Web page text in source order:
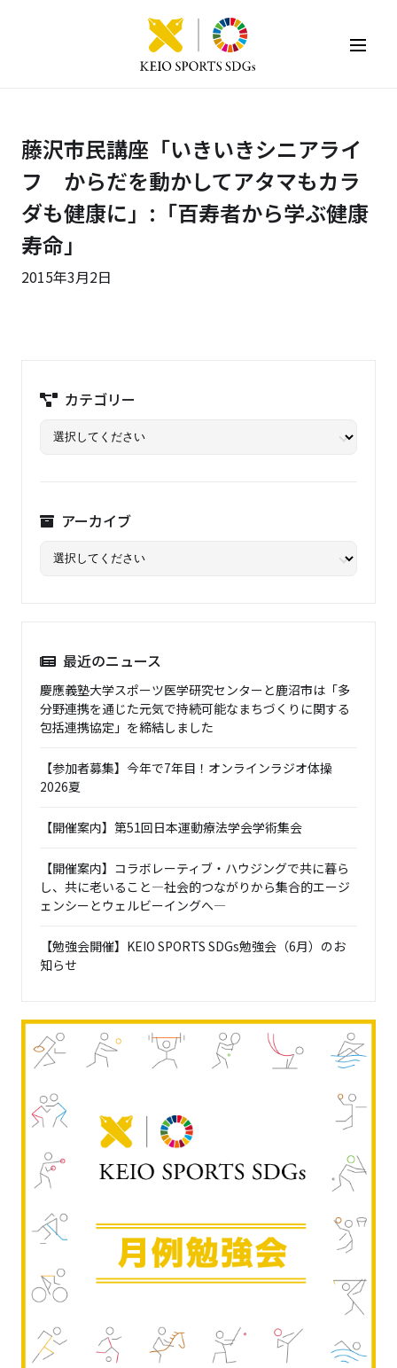
藤沢市民講座「いきいきシニアライ
フ からだを動かしてアタマもカラ
ダも健康に」:「百寿者から学ぶ健康
寿命」
2015年3月2日
カテゴリー
アーカイブ
最近のニュース
慶應義塾大学スポーツ医学研究センターと鹿沼市は「多
分野連携を通じた元気で持続可能なまちづくりに関する
包括連携協定」を締結しました
【参加者募集】今年で7年目！オンラインラジオ体操
2026夏
【開催案内】第51回日本運動療法学会学術集会
【開催案内】コラボレーティブ・ハウジングで共に暮ら
し、共に老いること―社会的つながりから集合的エージ
ェンシーとウェルビーイングへ―
【勉強会開催】KEIO SPORTS SDGs勉強会（6月）のお
知らせ